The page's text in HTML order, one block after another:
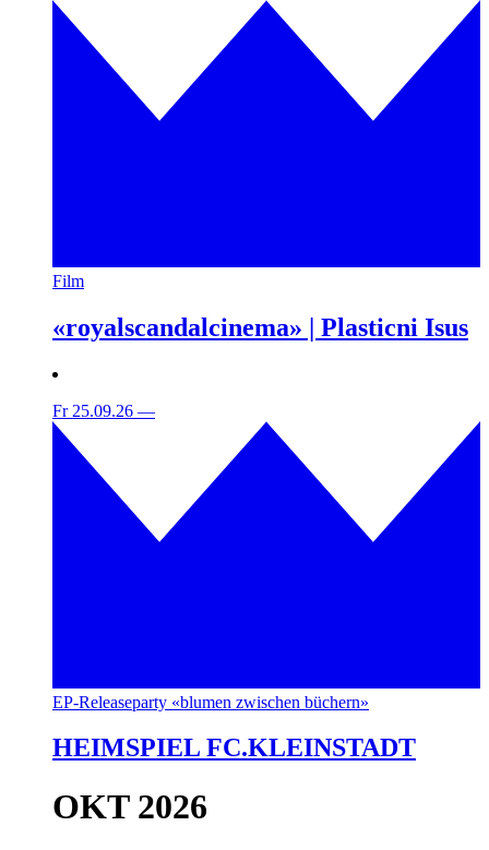
Film
«royalscandalcinema» | Plasticni Isus
Fr 25.09.26 —
EP-Releaseparty «blumen zwischen büchern»
HEIMSPIEL FC.KLEINSTADT
OKT 2026